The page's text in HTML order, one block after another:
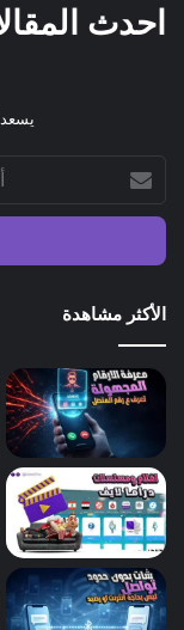
احدث
بريدك
الإلكتروني
الأكثر مشاهدة